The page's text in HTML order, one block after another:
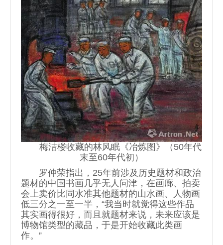
梅洁楼收藏的林风眠《冶炼图》（50年代
末至60年代初）
罗仲荣指出，25年前涉及历史题材和政治
题材的中国书画几乎无人问津，在画廊、拍卖
会上卖价比同水准其他题材的山水画、人物画
低三分之一至一半，“我当时就觉得这些作品
其实画得很好，而且就题材来说，未来应该是
博物馆类型的藏品，于是开始收藏此类画
作。”